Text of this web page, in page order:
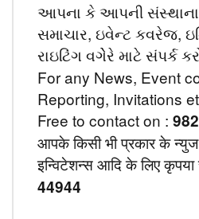
આપના કે આપની સંસ્થાના
સમાચાર, ઇવેન્ટ કવરેજ,
રાઇટિંગ વગેેરે માટે સંપર્ક
For any News, Event
Reporting, Invitations
Free to contact on :
आपके किसी भी प्रकार के
इन्विटेशन्स आदि के लिए
44944